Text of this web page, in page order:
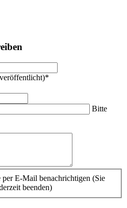
*
Bitte
E-Mail benachrichtigen (Sie
beenden)